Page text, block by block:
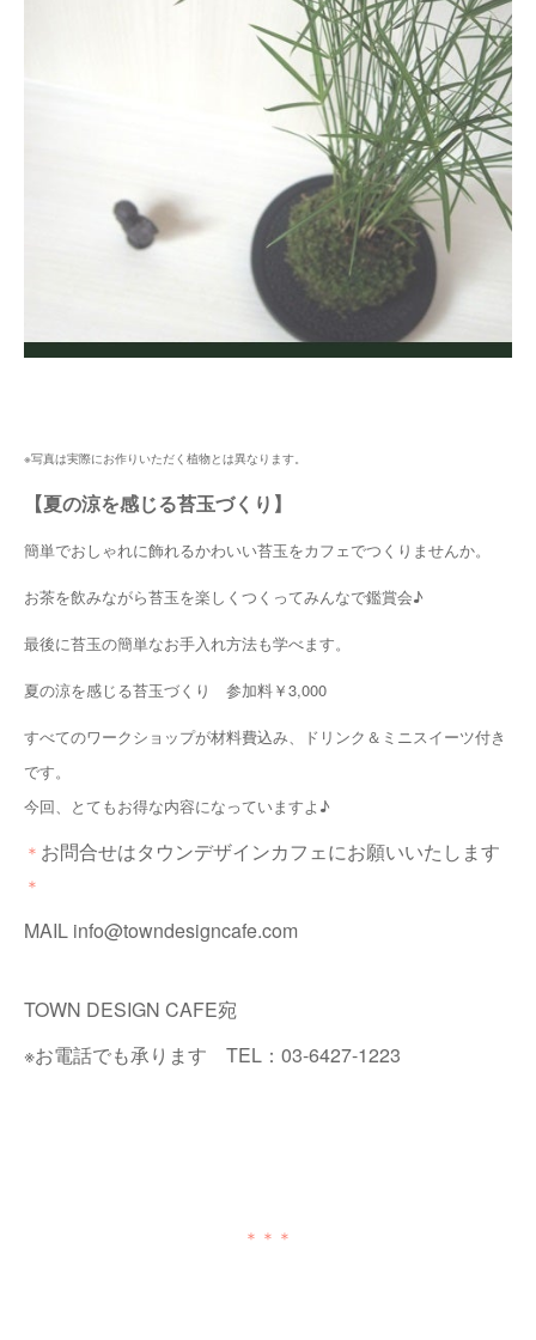
※写真は実際にお作りいただく植物とは異なります。
【夏の涼を感じる苔玉づくり】
簡単でおしゃれに飾れるかわいい苔玉をカフェでつくりませんか。
お茶を飲みながら苔玉を楽しくつくってみんなで鑑賞会♪
最後に苔玉の簡単なお手入れ方法も学べます。
夏の涼を感じる苔玉づくり 参加料￥3,000
すべてのワークショップが材料費込み、ドリンク＆ミニスイーツ付き
です。
今回、とてもお得な内容になっていますよ♪
＊ お問合せはタウンデザインカフェにお願いいたします
＊
MAIL info@towndesigncafe.com
TOWN DESIGN CAFE宛
※お電話でも承ります TEL：03-6427-1223
＊＊＊